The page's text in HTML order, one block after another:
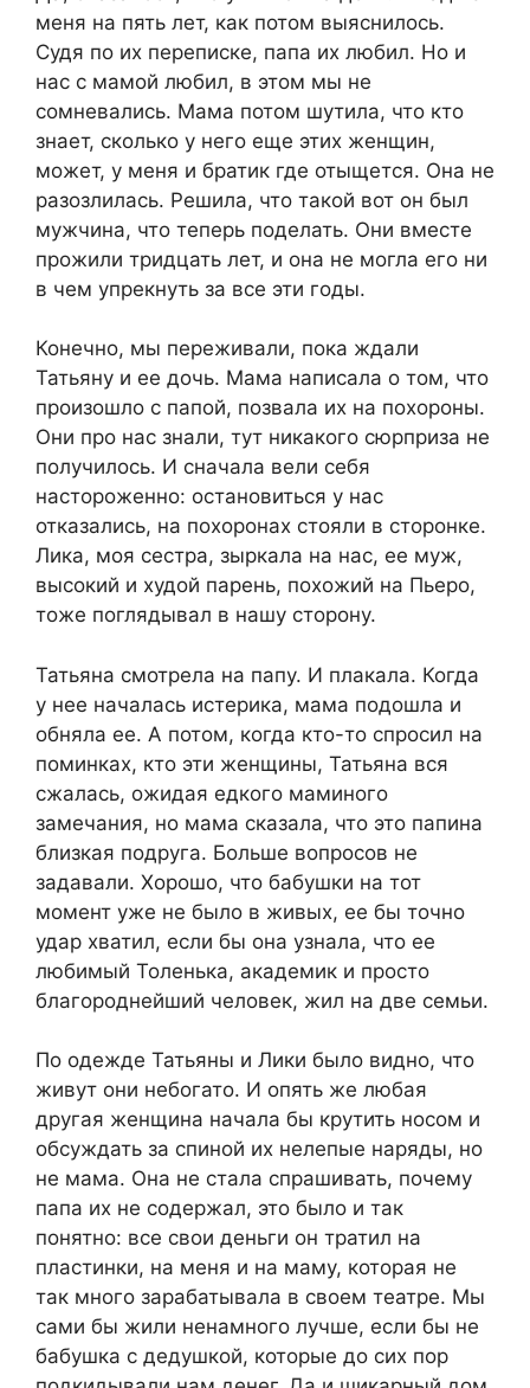
меня на пять лет, как потом выяснилось.
Судя по их переписке, папа их любил. Но и
нас с мамой любил, в этом мы не
сомневались. Мама потом шутила, что кто
знает, сколько у него еще этих женщин,
может, у меня и братик где отыщется. Она не
разозлилась. Решила, что такой вот он был
мужчина, что теперь поделать. Они вместе
прожили тридцать лет, и она не могла его ни
в чем упрекнуть за все эти годы.
Конечно, мы переживали, пока ждали
Татьяну и ее дочь. Мама написала о том, что
произошло с папой, позвала их на похороны.
Они про нас знали, тут никакого сюрприза не
получилось. И сначала вели себя
настороженно: остановиться у нас
отказались, на похоронах стояли в сторонке.
Лика, моя сестра, зыркала на нас, ее муж,
высокий и худой парень, похожий на Пьеро,
тоже поглядывал в нашу сторону.
Татьяна смотрела на папу. И плакала. Когда
у нее началась истерика, мама подошла и
обняла ее. А потом, когда кто-то спросил на
поминках, кто эти женщины, Татьяна вся
сжалась, ожидая едкого маминого
замечания, но мама сказала, что это папина
близкая подруга. Больше вопросов не
задавали. Хорошо, что бабушки на тот
момент уже не было в живых, ее бы точно
удар хватил, если бы она узнала, что ее
любимый Толенька, академик и просто
благороднейший человек, жил на две семьи.
По одежде Татьяны и Лики было видно, что
живут они небогато. И опять же любая
другая женщина начала бы крутить носом и
обсуждать за спиной их нелепые наряды, но
не мама. Она не стала спрашивать, почему
папа их не содержал, это было и так
понятно: все свои деньги он тратил на
пластинки, на меня и на маму, которая не
так много зарабатывала в своем театре. Мы
сами бы жили ненамного лучше, если бы не
бабушка с дедушкой, которые до сих пор